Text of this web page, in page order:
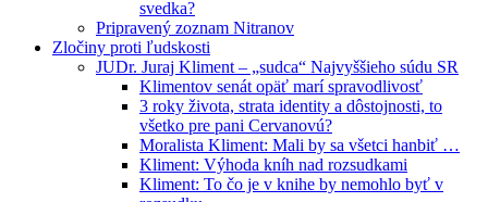
svedka?
Pripravený zoznam Nitranov
Zločiny proti ľudskosti
JUDr. Juraj Kliment – „sudca“ Najvyššieho súdu SR
Klimentov senát opäť marí spravodlivosť
3 roky života, strata identity a dôstojnosti, to
všetko pre pani Cervanovú?
Moralista Kliment: Mali by sa všetci hanbiť …
Kliment: Výhoda kníh nad rozsudkami
Kliment: To čo je v knihe by nemohlo byť v